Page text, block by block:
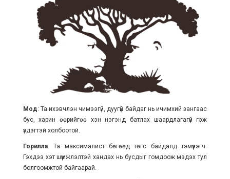
Мод: Та ихэвчлэн чимээгүй, дуугүй байдаг нь ичимхий зангаас
бус, харин өөрийгөө хэн нэгэнд батлах шаардлагагүй гэж
үздэгтэй холбоотой.
Горилла: Та максималист бөгөөд төгс байдалд тэмүүлэгч.
Гэхдээ хэт шүүмжлэлтэй хандах нь бусдыг гомдоож мэдэх тул
болгоомжтой байгаарай.